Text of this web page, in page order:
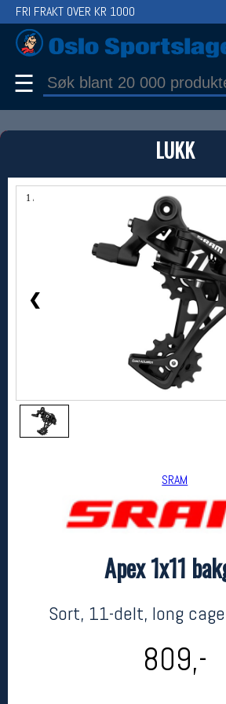
LUKK
1 / 1
❮
SRAM
Apex 1x11
Sort, 11-delt, long
809,-
FRI FRAKT OVER KR 1000
☰
PRODUKT
Produkter (1)
Bruk filter til å spisse
SRAM
kr 809